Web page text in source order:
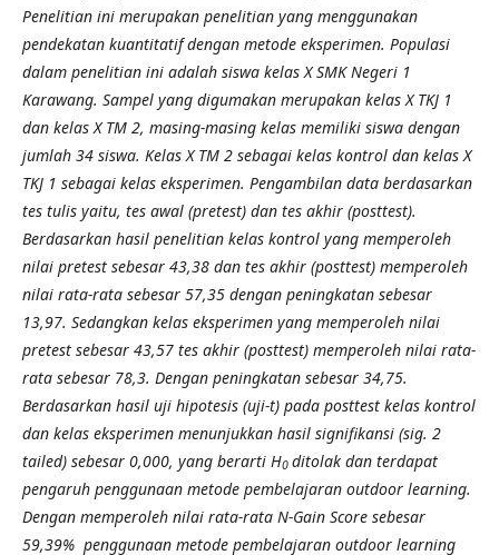
Penelitian ini merupakan penelitian yang menggunakan
pendekatan kuantitatif dengan metode eksperimen. Populasi
dalam penelitian ini adalah siswa kelas X SMK Negeri 1
Karawang. Sampel yang digumakan merupakan kelas X TKJ 1
dan kelas X TM 2, masing-masing kelas memiliki siswa dengan
jumlah 34 siswa. Kelas X TM 2 sebagai kelas kontrol dan kelas X
TKJ 1 sebagai kelas eksperimen. Pengambilan data berdasarkan
tes tulis yaitu, tes awal (pretest) dan tes akhir (posttest).
Berdasarkan hasil penelitian kelas kontrol yang memperoleh
nilai pretest sebesar 43,38 dan tes akhir (posttest) memperoleh
nilai rata-rata sebesar 57,35 dengan peningkatan sebesar
13,97. Sedangkan kelas eksperimen yang memperoleh nilai
pretest sebesar 43,57 tes akhir (posttest) memperoleh nilai rata-
rata sebesar 78,3. Dengan peningkatan sebesar 34,75.
Berdasarkan hasil uji hipotesis (uji-t) pada posttest kelas kontrol
dan kelas eksperimen menunjukkan hasil signifikansi (sig. 2
tailed) sebesar 0,000, yang berarti H0 ditolak dan terdapat
pengaruh penggunaan metode pembelajaran outdoor learning.
Dengan memperoleh nilai rata-rata N-Gain Score sebesar
59,39% penggunaan metode pembelajaran outdoor learning